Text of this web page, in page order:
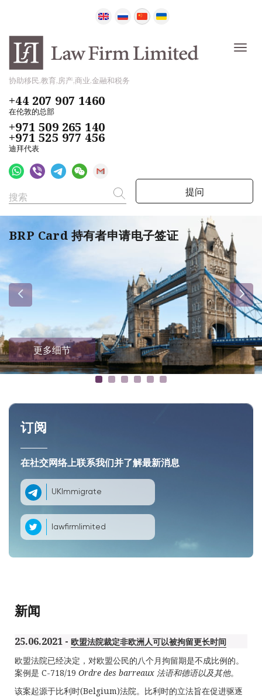
协助移民,教育,房产,商业,金融和税务
+44 207 907 1460
在伦敦的总部
+971 509 265 140
+971 525 977 456
迪拜代表
提问
BRP Card 持有者申请电子签证
更多细节
订阅
在社交网络上联系我们并了解最新消息
UKImmigrate
lawfirmlimited
新闻
25.06.2021 - 欧盟法院裁定非欧洲人可以被拘留更长时间
欧盟法院已经决定，对欧盟公民的八个月拘留期是不成比例的。
案例是 C-718/19 Ordre des barreaux 法语和德语以及其他。
该案起源于比利时(Belgium)法院。比利时的立法旨在促进驱逐